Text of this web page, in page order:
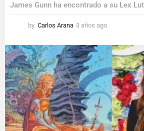
James Gunn ha encontrado a su Lex
by Carlos Arana 3 años ago
ñ
o
s
a
o